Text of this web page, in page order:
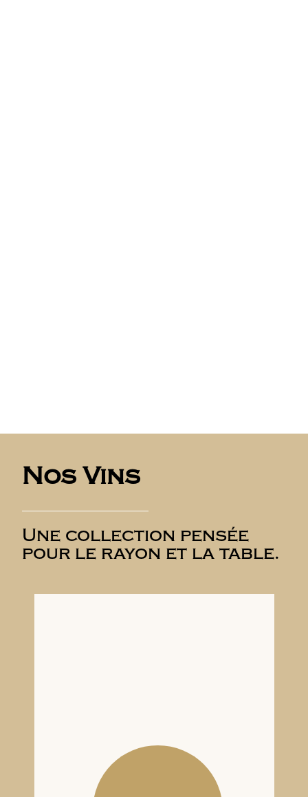
Nos Vins
Une collection pensée
pour le rayon et la table.